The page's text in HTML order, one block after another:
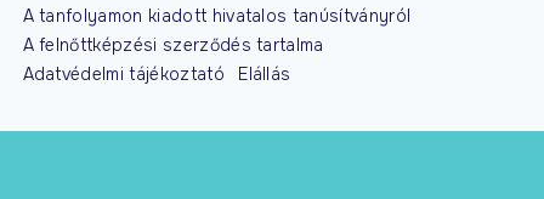
A tanfolyamon kiadott hivatalos tanúsítványról
A felnőttképzési szerződés tartalma
Adatvédelmi tájékoztató
Elállás